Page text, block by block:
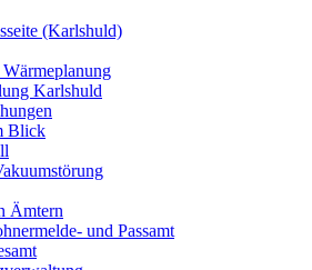
(Karlshuld)
Karlshuld
Blick
Ämtern
und Passamt